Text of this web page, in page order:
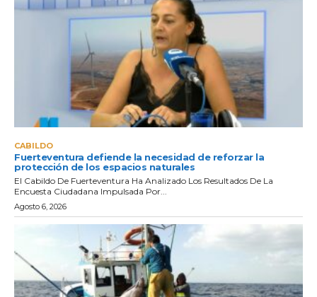
CABILDO
Fuerteventura defiende la necesidad de reforzar la
protección de los espacios naturales
El Cabildo De Fuerteventura Ha Analizado Los Resultados De La
Encuesta Ciudadana Impulsada Por...
Agosto 6, 2026